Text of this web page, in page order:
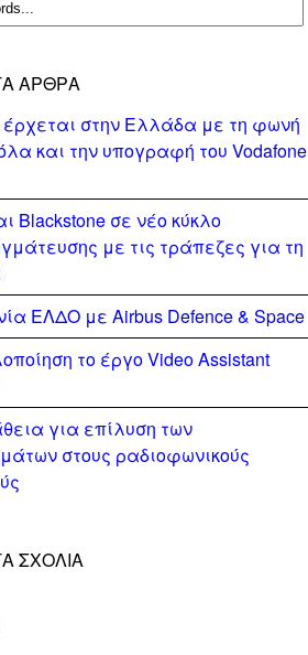
ΆΡΘΡΑ
στην Ελλάδα με τη φωνή
και την υπογραφή του Vodafone
Blackstone σε νέο κύκλο
με τις τράπεζες για τη
ΕΛΔΟ με Airbus Defence & Space
το έργο Video Assistant
για επίλυση των
στους ραδιοφωνικούς
ΣΧΌΛΙΑ